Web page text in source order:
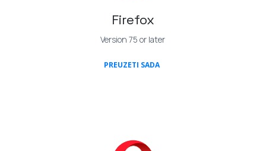
Firefox
Version 75 or later
PREUZETI SADA(OPENS IN A NEW TAB)